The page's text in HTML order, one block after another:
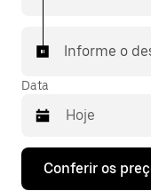
Informe o
Data
Pressione
Conferir os